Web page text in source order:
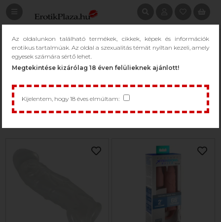
Az oldalunkon található termékek, cikkek, képek és információk
erotikus tartalmúak. Az oldal a szexualitás témát nyíltan kezeli, amely
egyesek számára sértő lehet.
Megtekintése kizárólag 18 éven felülieknek ajánlott!
Kijelentem, hogy 18 éves elmúltam:
KERESÉS: PÉNISZ KÖPENY
/Keresés: Pénisz köpeny
1 - 49 / 136 termék